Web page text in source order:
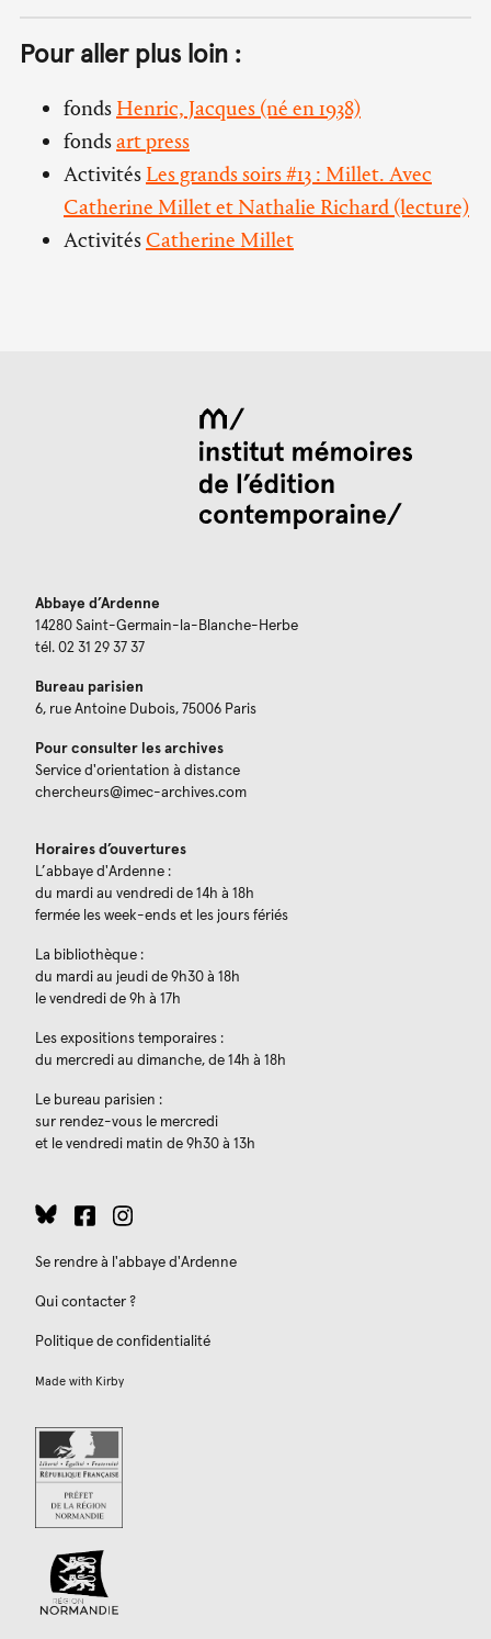
Pour aller plus loin :
fonds Henric, Jacques (né en 1938)
fondsart press
Activités Les grands soirs #13 : Millet. Avec
Catherine Millet et Nathalie Richard (lecture)
ActivitésCatherine Millet
Abbaye d’Ardenne
14280 Saint-Germain-la-Blanche-Herbe
tél. 02 31 29 37 37
Bureau parisien
6, rue Antoine Dubois, 75006 Paris
Pour consulter les archives
Service d'orientation à distance
chercheurs@imec-archives.com
Horaires d’ouvertures
L’abbaye d'Ardenne :
du mardi au vendredi de 14h à 18h
fermée les week-ends et les jours fériés
La bibliothèque :
du mardi au jeudi de 9h30 à 18h
le vendredi de 9h à 17h
Les expositions temporaires :
du mercredi au dimanche, de 14h à 18h
Le bureau parisien :
sur rendez-vous le mercredi
et le vendredi matin de 9h30 à 13h
Se rendre à l'abbaye d'Ardenne
Qui contacter ?
Politique de confidentialité
Made with Kirby